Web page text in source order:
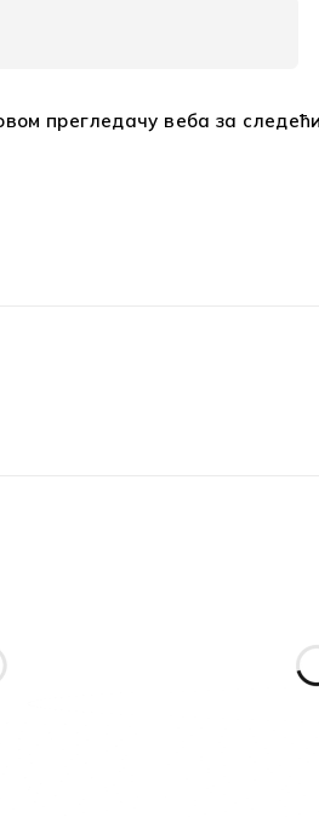
прегледачу веба за